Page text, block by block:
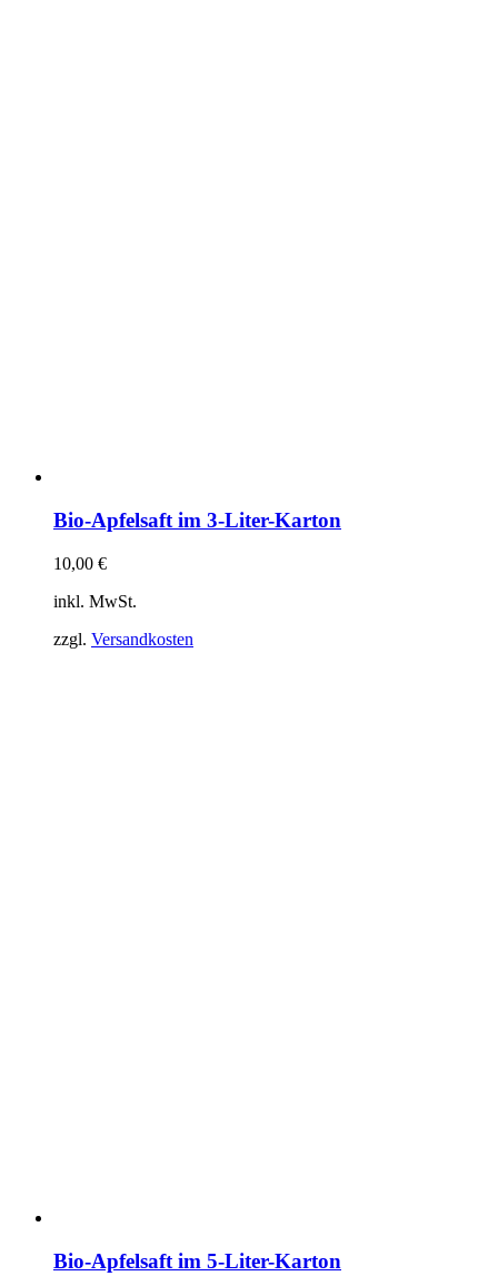
Bio-Apfelsaft im 3-Liter-Karton
10,00 €
inkl. MwSt.
zzgl. Versandkosten
Bio-Apfelsaft im 5-Liter-Karton